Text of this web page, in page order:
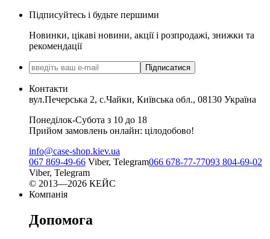
Підписуйтесь і будьте першими
Новинки, цікаві новини, акції і розпродажі, знижки та
рекомендації
Підписатися
Контакти
вул.Печерська 2, с.Чайки, Київська обл., 08130 Україна
Понеділок-Субота з 10 до 18
Прийом замовлень онлайн: цілодобово!
info@case-shop.kiev.ua
067 869-49-66 Viber, Telegram066 678-77-77093 804-69-02
Viber, Telegram
© 2013—2026 КЕЙС
Компанія
Допомога